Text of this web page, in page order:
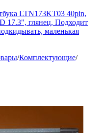
LTN173KT03 40pin,
17.3", глянец, Подходит
маленькая
/Комплектующие/